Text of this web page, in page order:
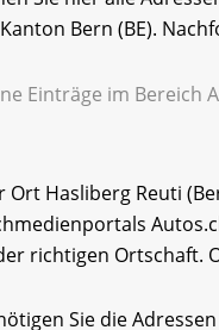
Bern (BE).
Einträge im Bereich
Ort Hasliberg Reuti
richtigen Ortschaft.
Sie die